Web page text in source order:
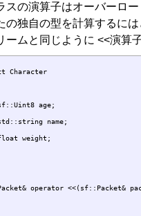
スの演算子はオーバーロ
の独自の型を計算するに
ームと同じように <<演算
Character
age;
name;
weight;
operator <<(sf::Packet&